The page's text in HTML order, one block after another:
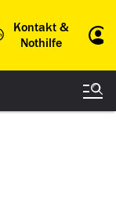
Kontakt &
Nothilfe